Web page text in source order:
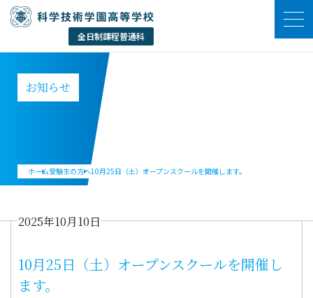
お知らせ
ホーム受験生の方へ10月25日（土）オープンスクールを開催します。
2025年10月10日
10月25日（土）オープンスクールを開催し
ます。